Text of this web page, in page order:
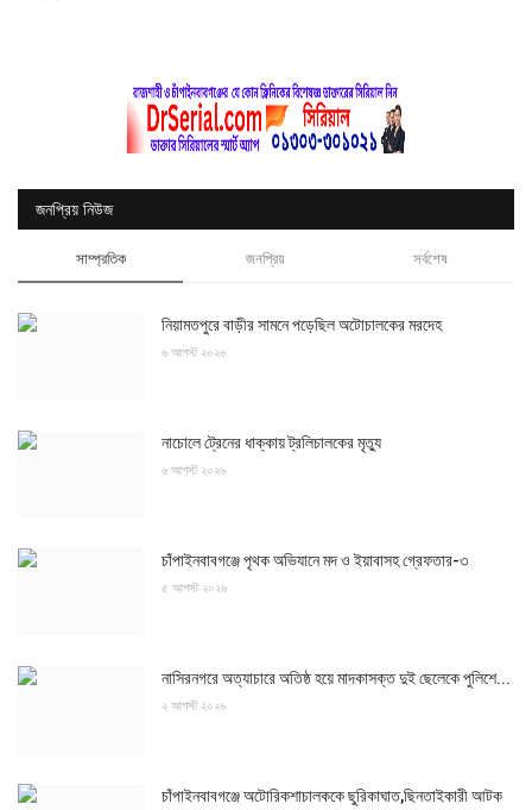
জনপ্রিয় নিউজ
সাম্প্রতিক জনপ্রিয় সর্বশেষ
নিয়ামতপুরে বাড়ীর সামনে পড়েছিল অটোচালকের মরদেহ
৬ আগস্ট ২০২৬
নাচোলে ট্রেনের ধাক্কায় ট্রলিচালকের মৃত্যু
৬ আগস্ট ২০২৬
চাঁপাইনবাবগঞ্জে পৃথক অভিযানে মদ ও ইয়াবাসহ গ্রেফতার-৩
৫ আগস্ট ২০২৬
নাসিরনগরে অত্যাচারে অতিষ্ঠ হয়ে মাদকাসক্ত দুই ছেলেকে পুলিশে...
২ আগস্ট ২০২৬
চাঁপাইনবাবগঞ্জে অটোরিকশাচালককে ছুরিকাঘাত,ছিনতাইকারী আটক